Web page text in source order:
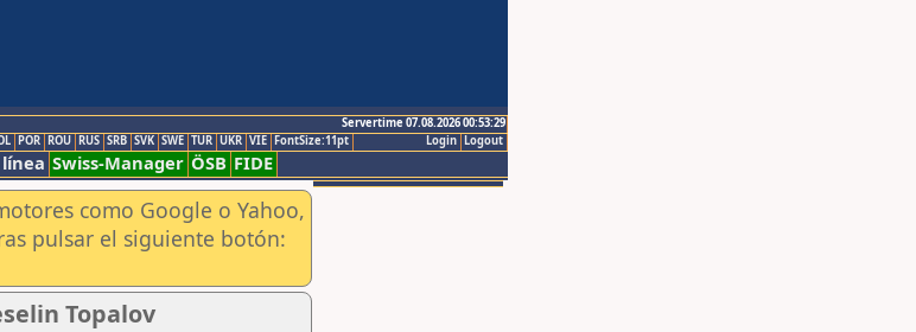
Servertime 07.08.2026 00:53:29
Logout
Login
POR ROU RUS SRB SVK SWE TUR UKR VIE FontSize:11pt
Swiss-Manager ÖSB FIDE
como Google o Yahoo,
pulsar el siguiente botón:
Topalov